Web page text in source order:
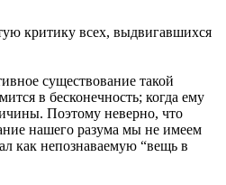
критику всех, выдвигавшихся
существование такой
в бесконечность; когда ему
Поэтому неверно, что
нашего разума мы не имеем
как непознаваемую “вещь в